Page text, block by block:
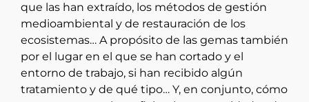
que las han extraído, los métodos de gestión
medioambiental y de restauración de los
ecosistemas… A propósito de las gemas también
por el lugar en el que se han cortado y el
entorno de trabajo, si han recibido algún
tratamiento y de qué tipo… Y, en conjunto, cómo